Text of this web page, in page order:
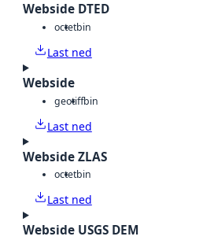
Webside DTED
octetbin
Last ned
Webside
geotiffbin
Last ned
Webside ZLAS
octetbin
Last ned
Webside USGS DEM